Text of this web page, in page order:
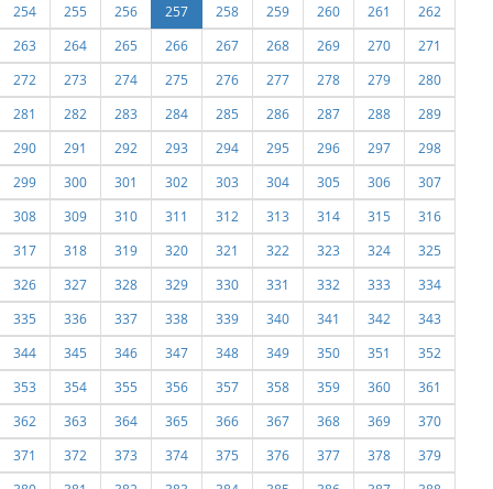
254
255 256 257 258 259 260 261
262
263
264 265 266 267 268 269 270
271
272
273 274 275 276 277 278 279
280
281
282 283 284 285 286 287 288
289
290
291 292 293 294 295 296 297
298
299
300 301 302 303 304 305 306
307
308
309 310 311 312 313 314 315
316
317
318 319 320 321 322 323 324
325
326
327 328 329 330 331 332 333
334
335
336 337 338 339 340 341 342
343
344
345 346 347 348 349 350 351
352
353
354 355 356 357 358 359 360
361
362
363 364 365 366 367 368 369
370
371
372 373 374 375 376 377 378
379